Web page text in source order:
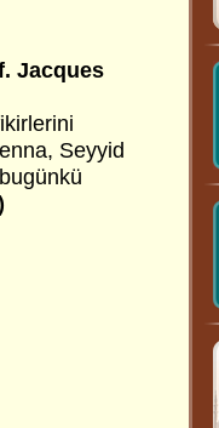
Jacques
Seyyid